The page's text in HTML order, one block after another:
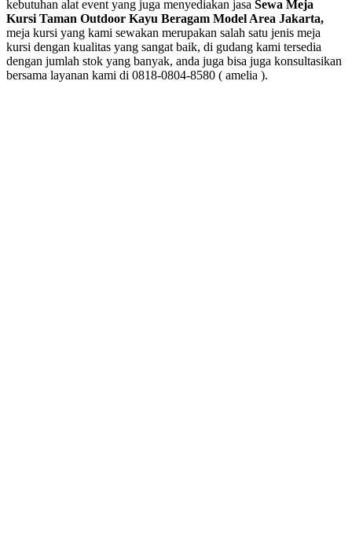
kebutuhan alat event yang juga menyediakan jasa Sewa Meja
Kursi Taman Outdoor Kayu Beragam Model Area Jakarta,
meja kursi yang kami sewakan merupakan salah satu jenis meja
kursi dengan kualitas yang sangat baik, di gudang kami tersedia
dengan jumlah stok yang banyak, anda juga bisa juga konsultasikan
bersama layanan kami di 0818-0804-8580 ( amelia ).